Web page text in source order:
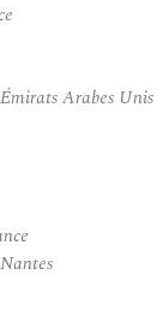
Arabes Unis